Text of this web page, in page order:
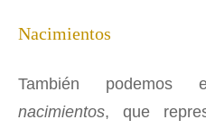
Nacimientos
También podemos
nacimientos, que